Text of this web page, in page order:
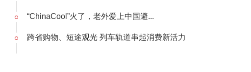
“ChinaCool”火了，老外爱上中国避...
跨省购物、短途观光 列车轨道串起消费新活力